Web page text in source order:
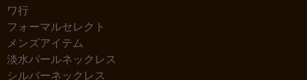
ワ行
フォーマルセレクト
メンズアイテム
淡水パールネックレス
シルバーネックレス